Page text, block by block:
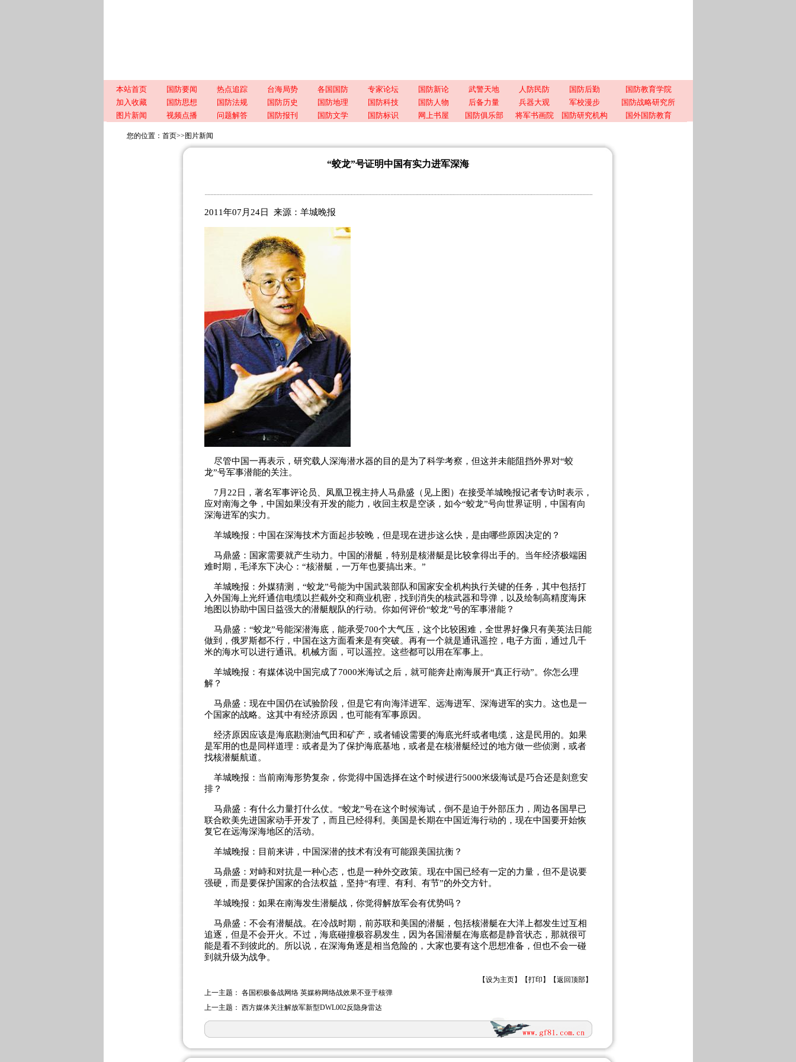
本站首页 国防要闻 热点追踪 台海局势 各国国防 专家论坛 国防新论 武警天地 人防民防 国防后勤
国防教育学院
加入收藏
国防思想 国防法规 国防历史 国防地理 国防科技 国防人物 后备力量 兵器大观 军校漫步
国防战略研究所
图片新闻
视频点播 问题解答 国防报刊 国防文学 国防标识 网上书屋 国防俱乐部 将军书画院 国防研究机构 国外国防教育
您的位置： 首页>> 图片新闻
“蛟龙”号证明中国有实力进军深海
2011年07月24日 来源： 羊城晚报
尽管中国一再表示，研究载人深海潜水器的目的是为了科学考察，但这并未能阻挡外界对“蛟
龙”号军事潜能的关注。
7月22日，著名军事评论员、凤凰卫视主持人马鼎盛（见上图）在接受羊城晚报记者专访时表示，
应对南海之争，中国如果没有开发的能力，收回主权是空谈，如今“蛟龙”号向世界证明，中国有向
深海进军的实力。
羊城晚报：中国在深海技术方面起步较晚，但是现在进步这么快，是由哪些原因决定的？
马鼎盛：国家需要就产生动力。中国的潜艇，特别是核潜艇是比较拿得出手的。当年经济极端困
难时期， 毛泽东下决心：“核潜艇，一万年也要搞出来。”
羊城晚报：外媒猜测，“蛟龙”号能为中国武装部队和国家安全机构执行关键的任务，其中包括打
入外国海上光纤通信电缆以拦截外交和商业机密，找到消失的核武器和导弹，以及绘制高精度海床
地图以协助中国日益强大的潜艇舰队的行动。你如何评价“蛟龙”号的军事潜能？
马鼎盛：“蛟龙”号能深潜海底，能承受700个大气压，这个比较困难，全世界好像只有美英法日能
做到，俄罗斯都不行，中国在这方面看来是有突破。再有一个就是通讯遥控，电子方面，通过几千
米的海水可以进行通讯。机械方面，可以遥控。这些都可以用在军事上。
羊城晚报：有媒体说中国完成了7000米海试之后，就可能奔赴南海展开“真正行动”。你怎么理
解？
马鼎盛：现在中国仍在试验阶段，但是它有向海洋进军、远海进军、深海进军的实力。这也是一
个国家的战略。这其中有经济原因，也可能有军事原因。
经济原因应该是海底勘测油气田和矿产，或者铺设需要的海底光纤或者电缆，这是民用的。如果
是军用的也是同样道理：或者是为了保护海底基地，或者是在核潜艇经过的地方做一些侦测，或者
找核潜艇航道。
羊城晚报：当前南海形势复杂，你觉得中国选择在这个时候进行5000米级海试是巧合还是刻意安
排？
马鼎盛：有什么力量打什么仗。“蛟龙”号在这个时候海试，倒不是迫于外部压力，周边各国早已
联合欧美先进国家动手开发了，而且已经得利。美国是长期在中国近海行动的，现在中国要开始恢
复它在远海深海地区的活动。
羊城晚报：目前来讲，中国深潜的技术有没有可能跟美国抗衡？
马鼎盛：对峙和对抗是一种心态，也是一种外交政策。现在中国已经有一定的力量，但不是说要
强硬，而是要保护国家的合法权益，坚持“有理、有利、有节”的外交方针。
羊城晚报：如果在南海发生潜艇战，你觉得解放军会有优势吗？
马鼎盛：不会有潜艇战。在冷战时期，前苏联和美国的潜艇，包括核潜艇在大洋上都发生过互相
追逐，但是不会开火。不过，海底碰撞极容易发生，因为各国潜艇在海底都是静音状态，那就很可
能是看不到彼此的。所以说，在深海角逐是相当危险的，大家也要有这个思想准备，但也不会一碰
到就升级为战争。
【设为主页】【打印 】【返回顶部】
上一主题： 各国积极备战网络 英媒称网络战效果不亚于核弹
上一主题： 西方媒体关注解放军新型DWL002反隐身雷达